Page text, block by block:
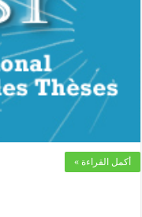
أكمل القراءة »